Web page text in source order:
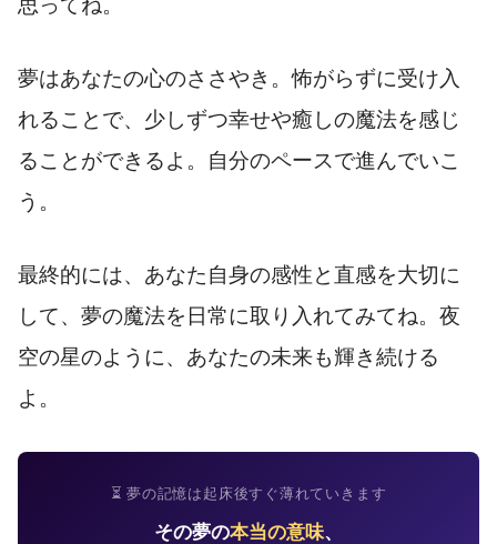
思ってね。
夢はあなたの心のささやき。怖がらずに受け入
れることで、少しずつ幸せや癒しの魔法を感じ
ることができるよ。自分のペースで進んでいこ
う。
最終的には、あなた自身の感性と直感を大切に
して、夢の魔法を日常に取り入れてみてね。夜
空の星のように、あなたの未来も輝き続ける
よ。
⏳ 夢の記憶は起床後すぐ薄れていきます
その夢の本当の意味、